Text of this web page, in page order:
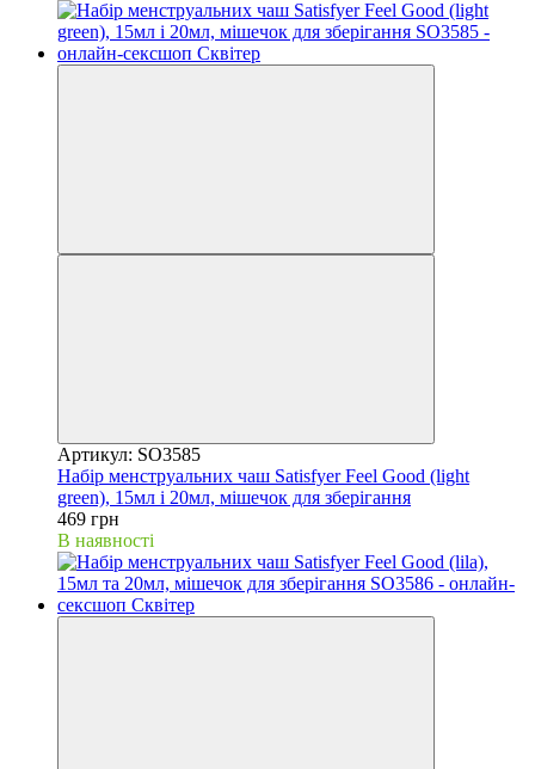
Артикул: SO3585
Набір менструальних чаш Satisfyer Feel Good (light
green), 15мл і 20мл, мішечок для зберігання
469 грн
В наявності